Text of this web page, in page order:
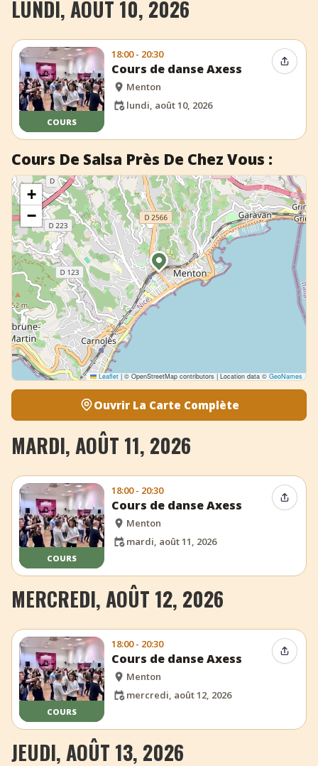
+ Ajouter un événement
LUNDI, AOÛT 10, 2026
COURS
18:00 - 20:30
Cours de danse Axess
Menton
lundi, août 10, 2026
Cours De Salsa Près De Chez Vous :
+
−
Leaflet |© OpenStreetMap contributors | Location data ©GeoNames
Ouvrir La Carte Complète
MARDI, AOÛT 11, 2026
COURS
18:00 - 20:30
Cours de danse Axess
Menton
mardi, août 11, 2026
MERCREDI, AOÛT 12, 2026
COURS
18:00 - 20:30
Cours de danse Axess
Menton
mercredi, août 12, 2026
JEUDI, AOÛT 13, 2026